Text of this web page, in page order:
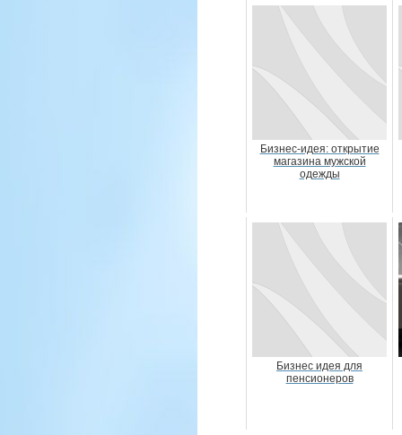
Бизнес-идея: открытие
магазина мужской
одежды
Бизнес идея для
пенсионеров